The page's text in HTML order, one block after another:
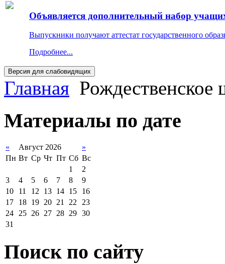
Объявляется дополнительный набор
Выпускники получают аттестат государственного
Подробнее...
Главная Рождественское
Материалы по дате
« Август 2026
»
Пн Вт Ср Чт Пт Сб Вс
1
2
3
4 5 6 7 8
9
10
11 12 13 14 15
16
17
18 19 20 21 22
23
24
25 26 27 28 29 30
31
Поиск по сайту